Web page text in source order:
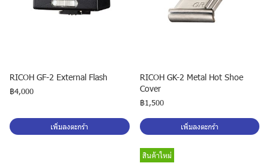
RICOH GF-2 External Flash
฿4,000
เพิ่มลงตะกร้า
RICOH GK-2 Metal Hot Shoe
Cover
฿1,500
เพิ่มลงตะกร้า
สินค้าใหม่